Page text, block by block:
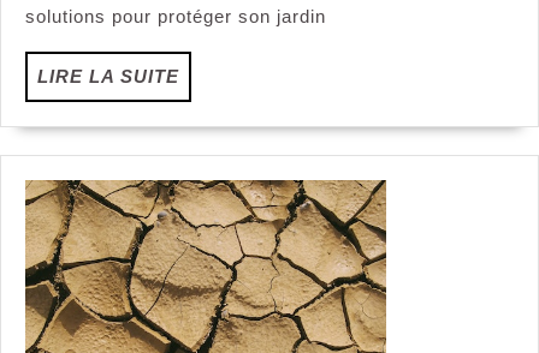
solutions pour protéger son jardin
LIRE LA SUITELIRE
LA
SUITE